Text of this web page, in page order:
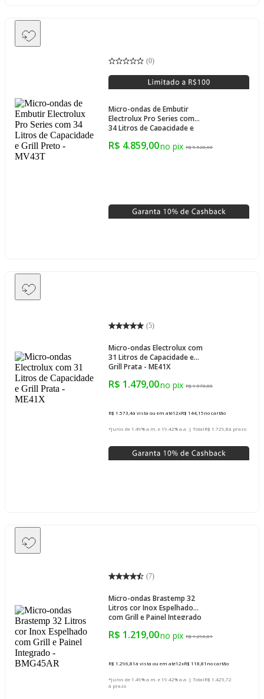
(0)
Micro-ondas de Embutir
Electrolux Pro Series com
34 Litros de Capacidade e
R$ 4.859,00 R$ 5.528,60
(5)
Micro-ondas Electrolux com
31 Litros de Capacidade e
Grill Prata - ME41X
R$ 1.479,00 R$ 1.578,80
R$ 1.573,4à vista ou em até12xR$ 144,15no cartão
*Juros de 1.49% a.m. e 19.42% a.a. | TotalR$ 1.729,8à prazo
(7)
Micro-ondas Brastemp 32
Litros cor Inox Espelhado
com Grill e Painel Integrado
R$ 1.219,00 R$ 1.296,81
R$ 1.296,81à vista ou em até12xR$ 118,81 no cartão
*Juros de 1.49% a.m. e 19.42% a.a. | TotalR$ 1.425,72
à prazo